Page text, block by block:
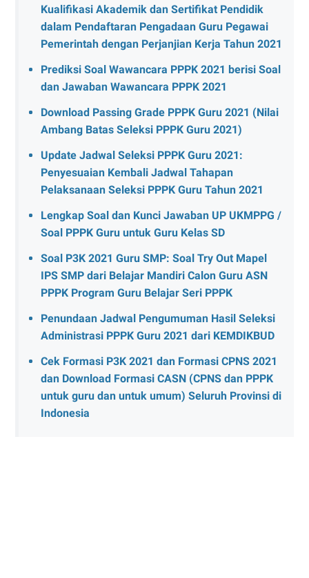
Kualifikasi Akademik dan Sertifikat Pendidik
dalam Pendaftaran Pengadaan Guru Pegawai
Pemerintah dengan Perjanjian Kerja Tahun 2021
Prediksi Soal Wawancara PPPK 2021 berisi Soal
dan Jawaban Wawancara PPPK 2021
Download Passing Grade PPPK Guru 2021 (Nilai
Ambang Batas Seleksi PPPK Guru 2021)
Update Jadwal Seleksi PPPK Guru 2021:
Penyesuaian Kembali Jadwal Tahapan
Pelaksanaan Seleksi PPPK Guru Tahun 2021
Lengkap Soal dan Kunci Jawaban UP UKMPPG /
Soal PPPK Guru untuk Guru Kelas SD
Soal P3K 2021 Guru SMP: Soal Try Out Mapel
IPS SMP dari Belajar Mandiri Calon Guru ASN
PPPK Program Guru Belajar Seri PPPK
Penundaan Jadwal Pengumuman Hasil Seleksi
Administrasi PPPK Guru 2021 dari KEMDIKBUD
Cek Formasi P3K 2021 dan Formasi CPNS 2021
dan Download Formasi CASN (CPNS dan PPPK
untuk guru dan untuk umum) Seluruh Provinsi di
Indonesia